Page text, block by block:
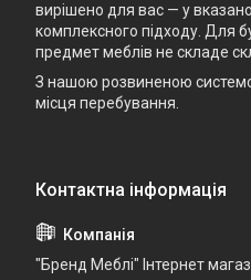
вирішено для вас — у
комплексного підходу. Для
предмет меблів не складе
З нашою розвиненою
місця перебування.
"Бренд Меблі" Інтернет